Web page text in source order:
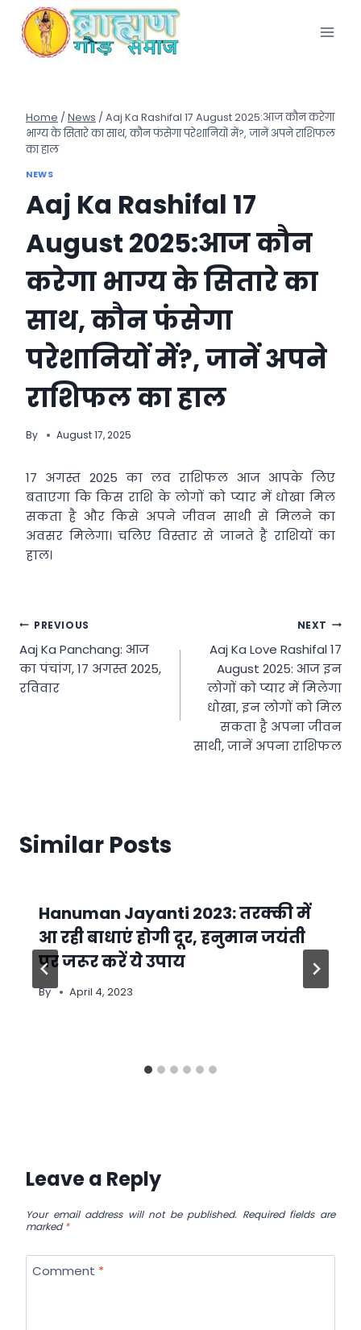
content
Home / News / Aaj Ka Rashifal 17 August 2025:आज कौन करेगा
भाग्य के सितारे का साथ, कौन फंसेगा परेशानियों में?, जानें अपने राशिफल
का हाल
NEWS
Aaj Ka Rashifal 17
August 2025:आज कौन
करेगा भाग्य के सितारे का
साथ, कौन फंसेगा
परेशानियों में?, जानें अपने
राशिफल का हाल
By August 17, 2025
17 अगस्त 2025 का लव राशिफल आज आपके लिए
बताएगा कि किस राशि के लोगों को प्यार में धोखा मिल
सकता है और किसे अपने जीवन साथी से मिलने का
अवसर मिलेगा। चलिए विस्तार से जानते हैं राशियों का
हाल।
Post
navigation
PREVIOUS
Aaj Ka Panchang: आज
का पंचांग, 17 अगस्त 2025,
रविवार
NEXT
Aaj Ka Love Rashifal 17
August 2025: आज इन
लोगों को प्यार में मिलेगा
धोखा, इन लोगों को मिल
सकता है अपना जीवन
साथी, जानें अपना राशिफल
Similar Posts
Hanuman Jayanti 2023: तरक्की में
आ रही बाधाएं होगी दूर, हनुमान जयंती
पर जरूर करें ये उपाय
By April 4, 2023
Leave a Reply
Your email address will not be published. Required fields are
marked*
Comment *